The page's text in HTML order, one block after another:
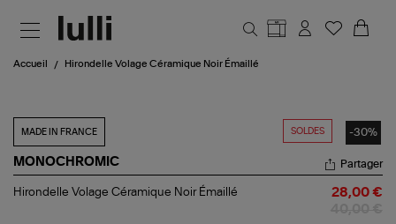
Accueil Hirondelle Volage Céramique Noir Émaillé
SOLDES -30%
MADE IN FRANCE
MONOCHROMIC
Hirondelle
Partager
Hirondelle Volage Céramique Noir Émaillé 28,00 €